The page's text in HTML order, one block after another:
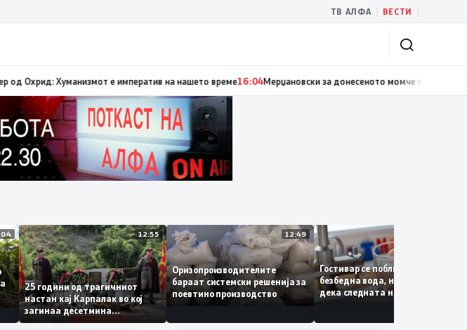
ТВ АЛФА ВЕСТИ
18:34Лауреатот на Светската награда на хуманизмот Кристоф Бенедиктер од Охрид:
13:04
во
12:55
25 години од трагичниот
настан кај Карпалак во кој
загинаа десетмина
македонски бранители
12:49
Оризопроизводителите
бараат системски решенија за
поевтино производство
Гостивар се поблиску до
безбедна вода, надежите се
дека следната недела ќе